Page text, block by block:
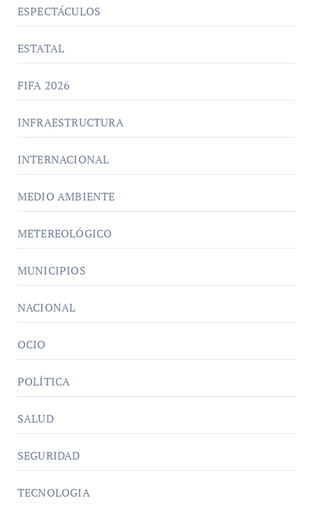
ESPECTÁCULOS
ESTATAL
FIFA 2026
INFRAESTRUCTURA
INTERNACIONAL
MEDIO AMBIENTE
METEREOLÓGICO
MUNICIPIOS
NACIONAL
OCIO
POLÍTICA
SALUD
SEGURIDAD
TECNOLOGIA